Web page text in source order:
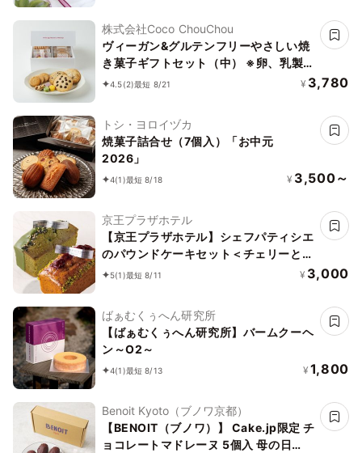
株式会社Coco ChouChou
ヴィーガン&グルテンフリーやさしい焼
き菓子ギフトセット（中） ※卵、乳製
品、小麦粉、白砂糖不使用 《ヴィーガ
4.5(2)最短 8/21 ¥ 3,780
トシ・ヨロイヅカ
焼菓子詰合せ（7個入）「お中元
2026」
4(1)最短 8/18 ¥ 3,500～
京王プラザホテル
【京王プラザホテル】シェフパティシエ
のパウンドケーキセット＜チェリーとポ
ピーシード＆抹茶＞
5(1)最短 8/11 ¥ 3,000
ばぁむくぅへん研究所
【ばぁむくぅへん研究所】バームクーヘ
ン～O2～
4(1)最短 8/13 ¥ 1,800
Benoit Kyoto（ブノワ京都）
【BENOIT（ブノワ）】 Cake.jp限定 チ
ョコレートマドレーヌ 5個入 母の日